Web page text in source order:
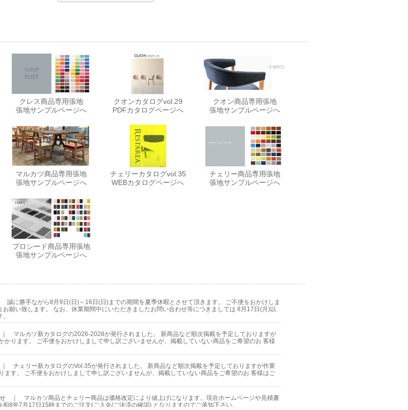
クレス商品専用張地
張地サンプルページへ
クオンカタログvol.29
PDFカタログページへ
クオン商品専用張地
張地サンプルページへ
マルカツ商品専用張地
張地サンプルページへ
チェリーカタログvol.35
WEBカタログページへ
チェリー商品専用張地
張地サンプルページへ
プロシード商品専用張地
張地サンプルページへ